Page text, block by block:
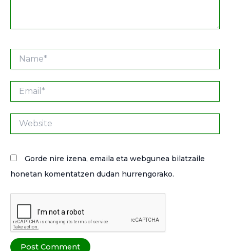
Name*
Email*
Website
Gorde nire izena, emaila eta webgunea bilatzaile
honetan komentatzen dudan hurrengorako.